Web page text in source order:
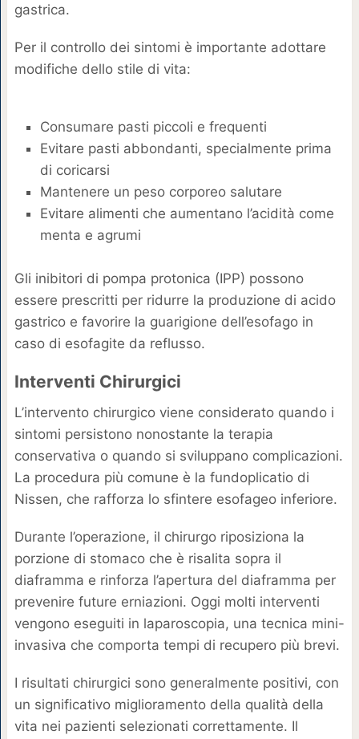
gastrica.
Per il controllo dei sintomi è importante adottare
modifiche dello stile di vita:
Consumare pasti piccoli e frequenti
Evitare pasti abbondanti, specialmente prima
di coricarsi
Mantenere un peso corporeo salutare
Evitare alimenti che aumentano l’acidità come
menta e agrumi
Gli inibitori di pompa protonica (IPP) possono
essere prescritti per ridurre la produzione di acido
gastrico e favorire la guarigione dell’esofago in
caso di esofagite da reflusso.
Interventi Chirurgici
L’intervento chirurgico viene considerato quando i
sintomi persistono nonostante la terapia
conservativa o quando si sviluppano complicazioni.
La procedura più comune è la fundoplicatio di
Nissen, che rafforza lo sfintere esofageo inferiore.
Durante l’operazione, il chirurgo riposiziona la
porzione di stomaco che è risalita sopra il
diaframma e rinforza l’apertura del diaframma per
prevenire future erniazioni. Oggi molti interventi
vengono eseguiti in laparoscopia, una tecnica mini-
invasiva che comporta tempi di recupero più brevi.
I risultati chirurgici sono generalmente positivi, con
un significativo miglioramento della qualità della
vita nei pazienti selezionati correttamente. Il